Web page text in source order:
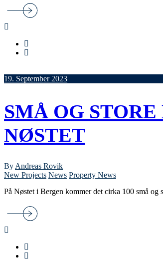
19. September 2023
SMÅ OG
NØSTET
By Andreas Rovik
New Projects News Property News
På Nøstet i Bergen kommer det cirka 100 små